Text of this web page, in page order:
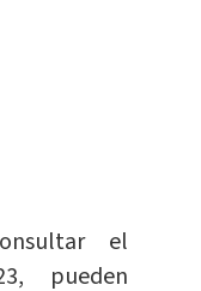
el
pueden